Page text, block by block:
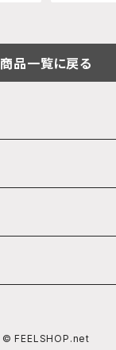
商品一覧に戻る
© FEELSHOP.net